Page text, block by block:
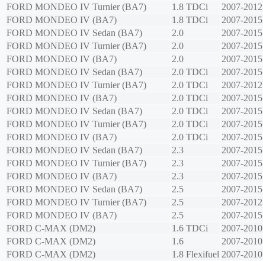
FORD MONDEO IV Turnier (BA7) 1.8 TDCi
2007-2012
FORD MONDEO IV (BA7) 1.8 TDCi
2007-2015
FORD MONDEO IV Sedan (BA7) 2.0
2007-2015
FORD MONDEO IV Turnier (BA7) 2.0
2007-2015
FORD MONDEO IV (BA7) 2.0
2007-2015
FORD MONDEO IV Sedan (BA7) 2.0 TDCi
2007-2015
FORD MONDEO IV Turnier (BA7) 2.0 TDCi
2007-2012
FORD MONDEO IV (BA7) 2.0 TDCi
2007-2015
FORD MONDEO IV Sedan (BA7) 2.0 TDCi
2007-2015
FORD MONDEO IV Turnier (BA7) 2.0 TDCi
2007-2015
FORD MONDEO IV (BA7) 2.0 TDCi
2007-2015
FORD MONDEO IV Sedan (BA7) 2.3
2007-2015
FORD MONDEO IV Turnier (BA7) 2.3
2007-2015
FORD MONDEO IV (BA7) 2.3
2007-2015
FORD MONDEO IV Sedan (BA7) 2.5
2007-2015
FORD MONDEO IV Turnier (BA7) 2.5
2007-2012
FORD MONDEO IV (BA7) 2.5
2007-2015
FORD C-MAX (DM2) 1.6 TDCi
2007-2010
FORD C-MAX (DM2) 1.6
2007-2010
FORD C-MAX (DM2) 1.8 Flexifuel 2007-2010